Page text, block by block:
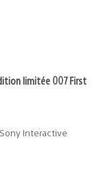
limitée 007 First
Interactive